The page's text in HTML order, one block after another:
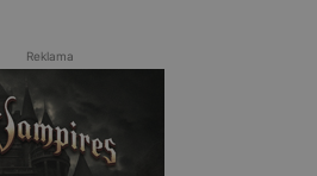
Reklama